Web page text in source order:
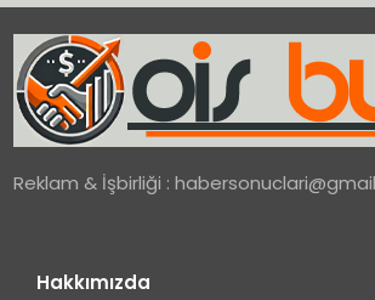
Reklam & İşbirliği :
Hakkımızda